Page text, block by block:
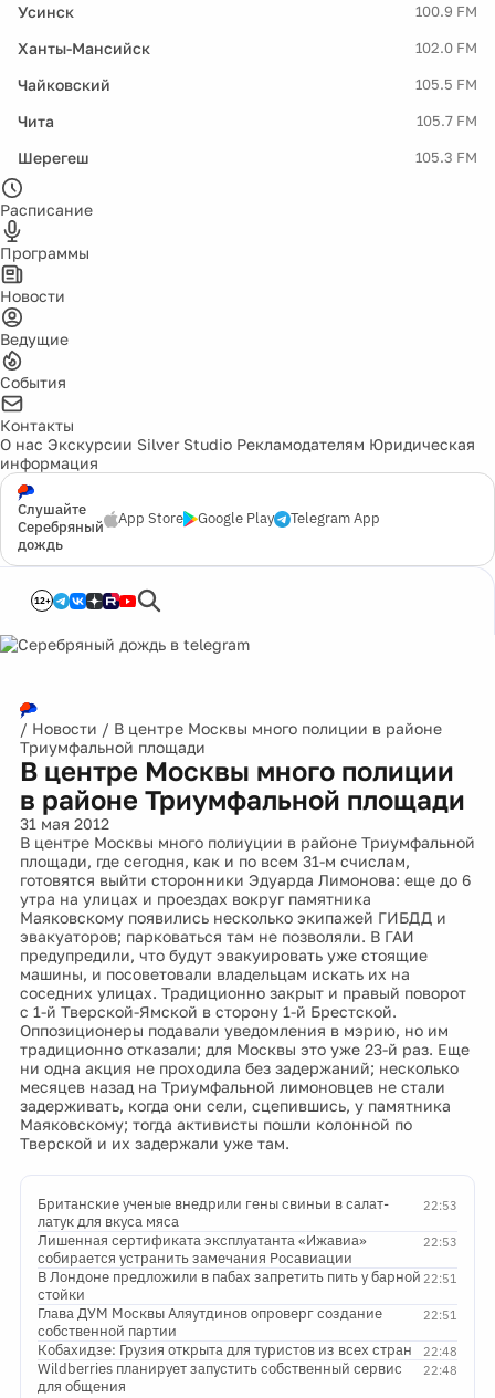
Усинск 100.9 FM
Ханты-Мансийск 102.0 FM
Чайковский 105.5 FM
Чита 105.7 FM
Шерегеш 105.3 FM
Расписание
Программы
Новости
Ведущие
События
Контакты
О нас Экскурсии Silver Studio Рекламодателям Юридическая
информация
Слушайте
Серебряный
дождь
App Store Google Play Telegram App
12+
/ Новости / В центре Москвы много полиции в районе
Триумфальной площади
В центре Москвы много полиции
в районе Триумфальной площади
31 мая 2012
В центре Москвы много полиуции в районе Триумфальной
площади, где сегодня, как и по всем 31-м счислам,
готовятся выйти сторонники Эдуарда Лимонова: еще до 6
утра на улицах и проездах вокруг памятника
Маяковскому появились несколько экипажей ГИБДД и
эвакуаторов; парковаться там не позволяли. В ГАИ
предупредили, что будут эвакуировать уже стоящие
машины, и посоветовали владельцам искать их на
соседних улицах. Традиционно закрыт и правый поворот
с 1-й Тверской-Ямской в сторону 1-й Брестской.
Оппозиционеры подавали уведомления в мэрию, но им
традиционно отказали; для Москвы это уже 23-й раз. Еще
ни одна акция не проходила без задержаний; несколько
месяцев назад на Триумфальной лимоновцев не стали
задерживать, когда они сели, сцепившись, у памятника
Маяковскому; тогда активисты пошли колонной по
Тверской и их задержали уже там.
22:53
Британские ученые внедрили гены свиньи в салат-
латук для вкуса мяса
22:53
Лишенная сертификата эксплуатанта «Ижавиа»
собирается устранить замечания Росавиации
22:51
В Лондоне предложили в пабах запретить пить у барной
стойки
22:51
Глава ДУМ Москвы Аляутдинов опроверг создание
собственной партии
22:48
Кобахидзе: Грузия открыта для туристов из всех стран
22:48
Wildberries планирует запустить собственный сервис
для общения